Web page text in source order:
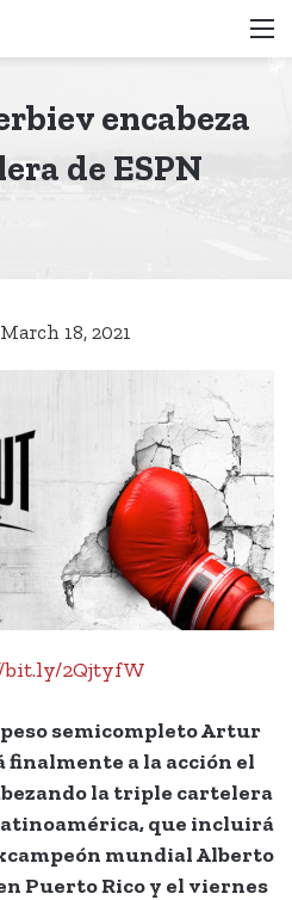
encabeza
de ESPN
March 18, 2021
bit.ly/2QjtyfW
peso semicompleto Artur
a la acción el
la triple cartelera
que incluirá
mundial Alberto
Puerto Rico y el viernes